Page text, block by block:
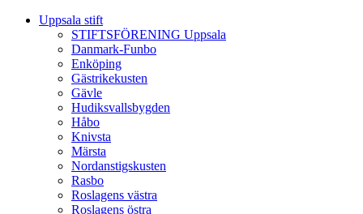
Uppsala stift
STIFTSFÖRENING Uppsala
Danmark-Funbo
Enköping
Gästrikekusten
Gävle
Hudiksvallsbygden
Håbo
Knivsta
Märsta
Nordanstigskusten
Rasbo
Roslagens västra
Roslagens östra